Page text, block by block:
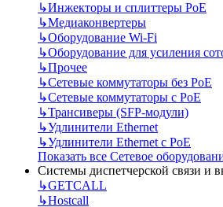
↳Инжекторы и сплиттеры РоЕ
↳Медиаконвертеры
↳Оборудование Wi-Fi
↳Оборудование для усиления
↳Прочее
↳Сетевые коммутаторы без РоЕ
↳Сетевые коммутаторы с РоЕ
↳Трансиверы (SFP-модули)
↳Удлинители Ethernet
↳Удлинители Ethernet с PoE
Показать все Сетевое
Системы диспетчерской связи и
↳GETCALL
↳Hostcall